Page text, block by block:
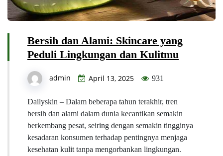
Bersih dan Alami: Skincare yang
Peduli Lingkungan dan Kulitmu
admin April 13, 2025 931
Dailyskin – Dalam beberapa tahun terakhir, tren
bersih dan alami dalam dunia kecantikan semakin
berkembang pesat, seiring dengan semakin tingginya
kesadaran konsumen terhadap pentingnya menjaga
kesehatan kulit tanpa mengorbankan lingkungan.